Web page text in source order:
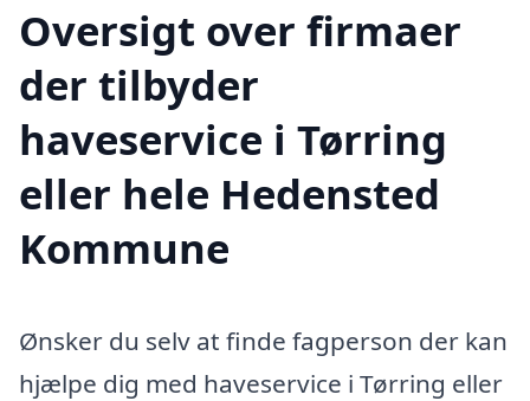
Oversigt over firmaer
der tilbyder
haveservice i Tørring
eller hele Hedensted
Kommune
Ønsker du selv at finde fagperson der kan
hjælpe dig med haveservice i Tørring eller